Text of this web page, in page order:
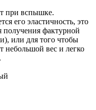
при вспышке.
его эластичность, это
получения фактурной
или для того чтобы
небольшой вес и легко